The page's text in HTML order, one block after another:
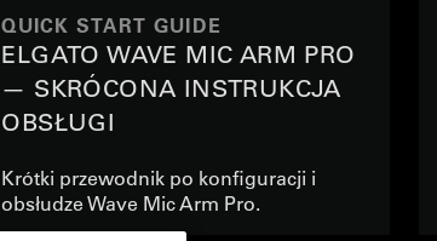
QUICK START GUIDE
ELGATO WAVE MIC ARM PRO
— SKRÓCONA INSTRUKCJA
OBSŁUGI
Krótki przewodnik po konfiguracji i
obsłudze Wave Mic Arm Pro.